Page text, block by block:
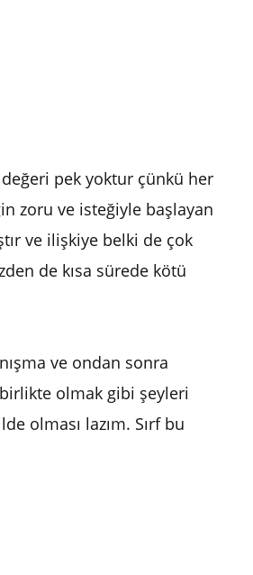
pek yoktur çünkü her
zoru ve isteğiyle başlayan
ve ilişkiye belki de çok
de kısa sürede kötü
ve ondan sonra
olmak gibi şeyleri
olması lazım. Sırf bu